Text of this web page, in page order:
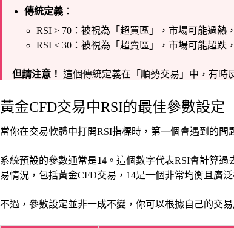
傳統定義 ：
RSI > 70：被視為「超買區」，市場可能過熱
RSI < 30：被視為「超賣區」，市場可能超跌
但請注意！ 這個傳統定義在「順勢交易」中，有時
黃金CFD交易中RSI的最佳參數設定
當你在交易軟體中打開RSI指標時，第一個會遇到的問
系統預設的參數通常是14 。這個數字代表RSI會計算
易情況，包括黃金CFD交易，14是一個非常均衡且廣
不過，參數設定並非一成不變，你可以根據自己的交易